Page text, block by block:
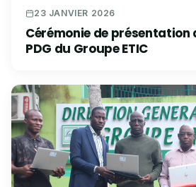
23 JANVIER 2026
Cérémonie de
PDG du Groupe ETIC